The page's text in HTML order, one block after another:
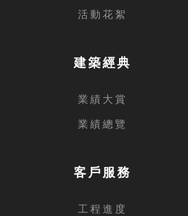
活動花絮
建築經典
業績大賞
業績總覽
客戶服務
工程進度